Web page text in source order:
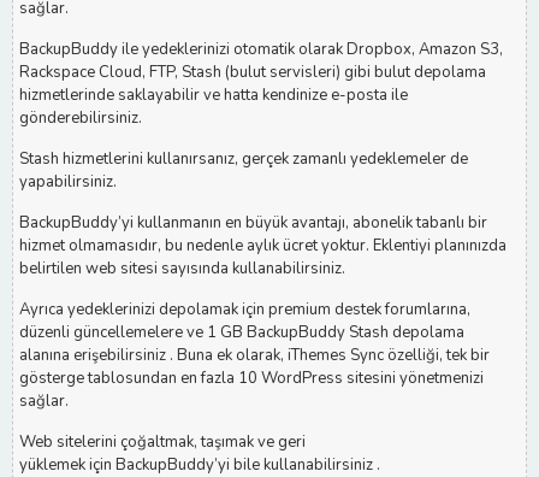
sağlar.
BackupBuddy ile yedeklerinizi otomatik olarak Dropbox, Amazon S3,
Rackspace Cloud, FTP, Stash (bulut servisleri) gibi bulut depolama
hizmetlerinde saklayabilir ve hatta kendinize e-posta ile
gönderebilirsiniz.
Stash hizmetlerini kullanırsanız, gerçek zamanlı yedeklemeler de
yapabilirsiniz.
BackupBuddy’yi kullanmanın en büyük avantajı, abonelik tabanlı bir
hizmet olmamasıdır, bu nedenle aylık ücret yoktur. Eklentiyi planınızda
belirtilen web sitesi sayısında kullanabilirsiniz.
Ayrıca yedeklerinizi depolamak için premium destek forumlarına,
düzenli güncellemelere ve 1 GB BackupBuddy Stash depolama
alanına erişebilirsiniz . Buna ek olarak, iThemes Sync özelliği, tek bir
gösterge tablosundan en fazla 10 WordPress sitesini yönetmenizi
sağlar.
Web sitelerini çoğaltmak, taşımak ve geri
yüklemek için BackupBuddy’yi bile kullanabilirsiniz .